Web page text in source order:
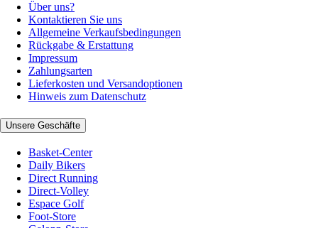
Über uns?
Kontaktieren Sie uns
Allgemeine Verkaufsbedingungen
Rückgabe & Erstattung
Impressum
Zahlungsarten
Lieferkosten und Versandoptionen
Hinweis zum Datenschutz
Unsere Geschäfte
Basket-Center
Daily Bikers
Direct Running
Direct-Volley
Espace Golf
Foot-Store